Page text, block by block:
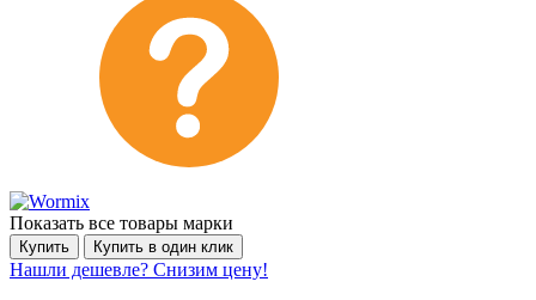
Показать все товары марки
Купить Купить в один клик
Нашли дешевле? Снизим цену!